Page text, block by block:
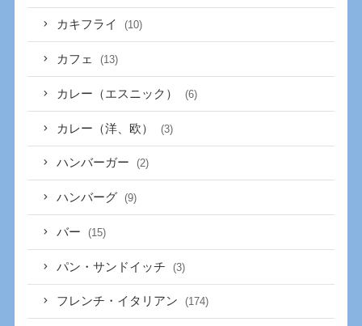
カキフライ (10)
カフェ (13)
カレー（エスニック） (6)
カレー（洋、欧） (3)
ハンバーガー (2)
ハンバーグ (9)
バー (15)
パン・サンドイッチ (3)
フレンチ・イタリアン (174)